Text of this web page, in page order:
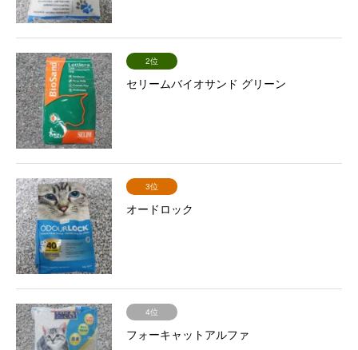
2位
セリームバイオサンド グリーン
3位
オードロック
4位
フォーキャットアルファ